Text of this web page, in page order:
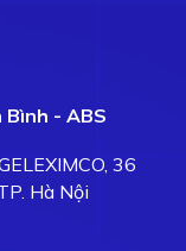
Bình - ABS
36
Hà Nội